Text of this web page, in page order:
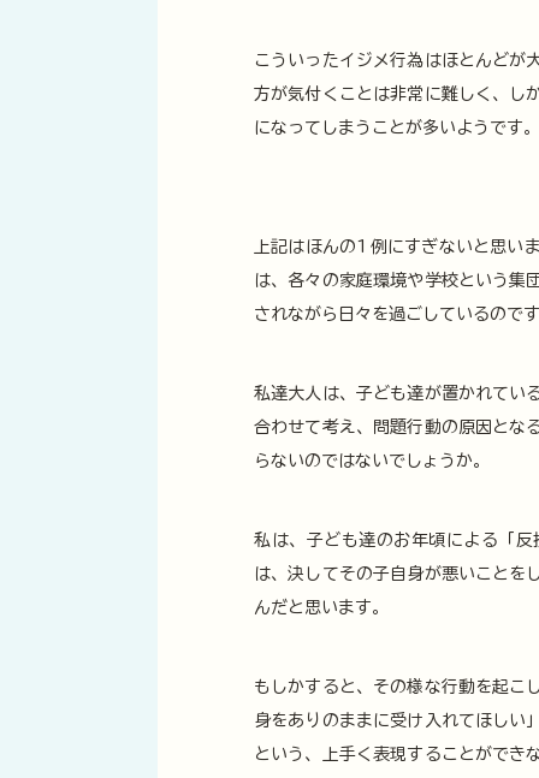
こういったイジメ行為はほとんどが
方が気付くことは非常に難しく、し
になってしまうことが多いようです。
上記はほんの1例にすぎないと思い
は、各々の家庭環境や学校という集
されながら日々を過ごしているので
私達大人は、子ども達が置かれてい
合わせて考え、問題行動の原因とな
らないのではないでしょうか。
私は、子ども達のお年頃による「
は、決してその子自身が悪いことを
んだと思います。
もしかすると、その様な行動を起こ
身をありのままに受け入れてほしい
という、上手く表現することができ